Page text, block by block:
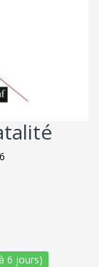
6 jours)